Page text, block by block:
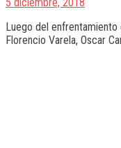
Luego del
Florencio Varela, Oscar